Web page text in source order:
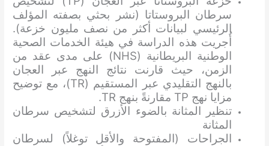
سرطان البروستاتا (نشر بحثي بصفته المؤلف
الرئيسي لبيانات أكثر من نصف مليون خزعة).
أُجريت هذه الدراسة في هيئة الخدمات الصحية
الوطنية البريطانية (NHS) على مدى عقد من
الزمن، حيث قارنت نتائج النهج عبر العجان
بالنهج التقليدي عبر المستقيم (TR)، مع توضيح
مزايا نهج TP مقارنةً بنهج TR.
تنظير المثانة بالضوء الأزرق لتشخيص سرطان
المثانة
الجراحات (المفتوحة والأقل توغلاً) لسرطان